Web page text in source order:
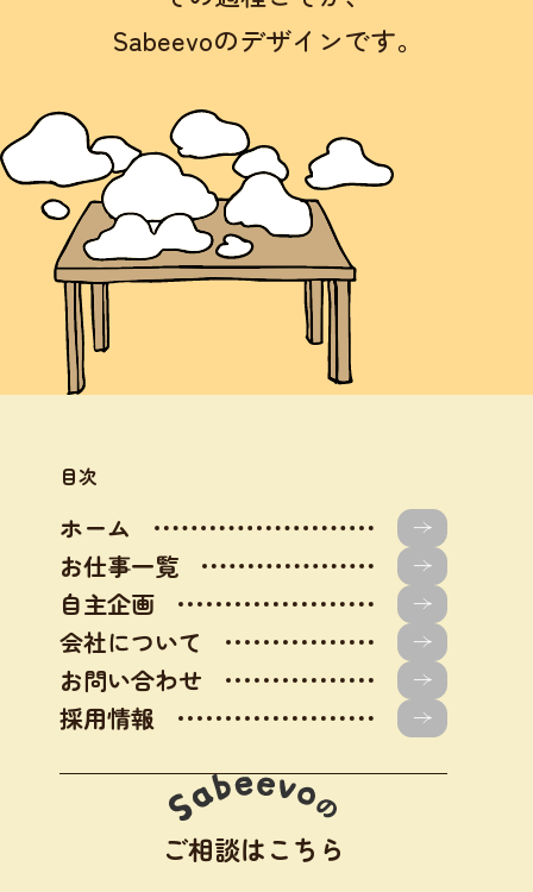
Sabeevoのデザインです。
目次
ホーム
お仕事一覧
自主企画
会社について
お問い合わせ
採用情報
ご相談はこちら